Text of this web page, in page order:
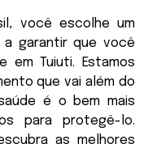
você escolhe um
a garantir que você
em Tuiuti. Estamos
que vai além do
é o bem mais
para protegê-lo.
as melhores